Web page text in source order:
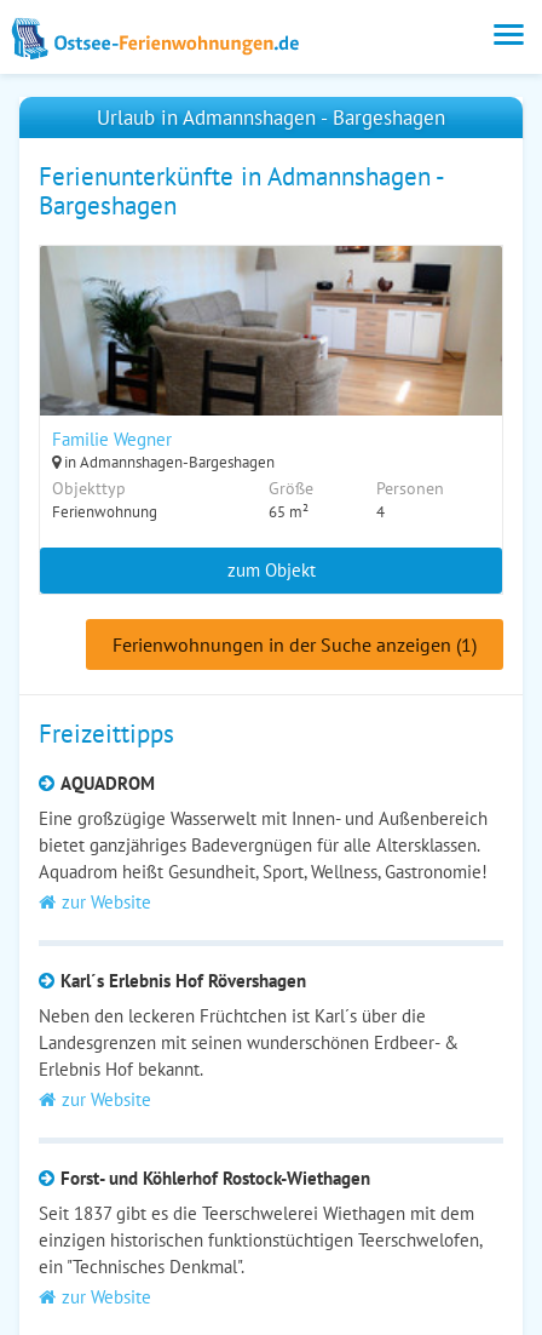
Urlaub in Admannshagen - Bargeshagen
Ferienunterkünfte in Admannshagen -
Bargeshagen
Familie Wegner
in Admannshagen-Bargeshagen
Objekttyp
Ferienwohnung
Größe
65 m²
Personen
4
zum Objekt
Ferienwohnungen in der Suche anzeigen (1)
Freizeittipps
AQUADROM
Eine großzügige Wasserwelt mit Innen- und Außenbereich
bietet ganzjähriges Badevergnügen für alle Altersklassen.
Aquadrom heißt Gesundheit, Sport, Wellness, Gastronomie!
zur Website
Karl´s Erlebnis Hof Rövershagen
Neben den leckeren Früchtchen ist Karl´s über die
Landesgrenzen mit seinen wunderschönen Erdbeer- &
Erlebnis Hof bekannt.
zur Website
Forst- und Köhlerhof Rostock-Wiethagen
Seit 1837 gibt es die Teerschwelerei Wiethagen mit dem
einzigen historischen funktionstüchtigen Teerschwelofen,
ein "Technisches Denkmal".
zur Website